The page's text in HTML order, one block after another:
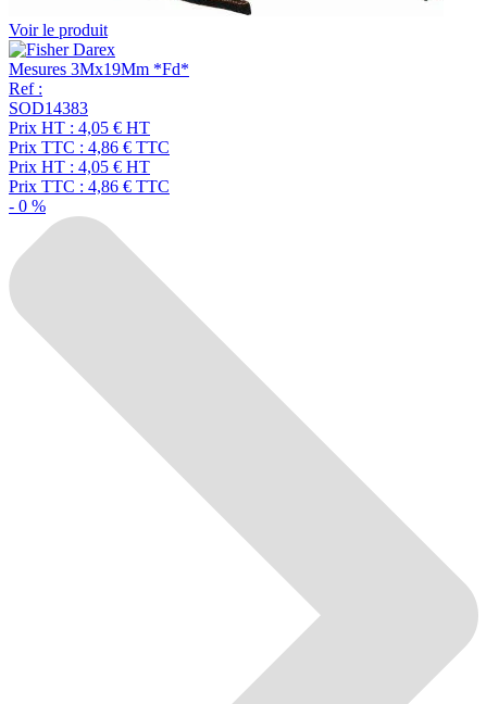
Voir le produit
Mesures 3Mx19Mm *Fd*
Ref :
SOD14383
Prix HT : 4,05 € HT
Prix TTC : 4,86 € TTC
Prix HT : 4,05 € HT
Prix TTC : 4,86 € TTC
- 0 %